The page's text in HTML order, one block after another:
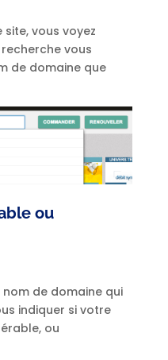
site, vous voyez
vous
de domaine que
ou
de domaine qui
indiquer si votre
ou